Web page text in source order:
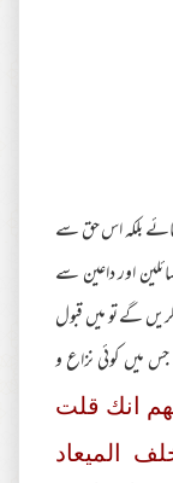
بلکہ اس حق سے
اور داعین سے
گے تو میں قبول
میں کوئی نزاع و
انك قلت
الميعاد